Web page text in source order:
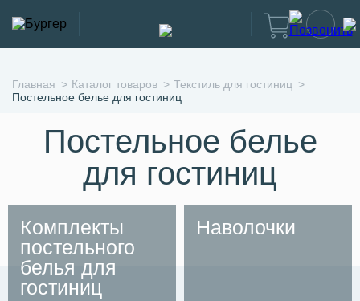
Главная Каталог товаров
Текстиль для гостиниц
Постельное белье для гостиниц
Постельное белье
для гостиниц
Комплекты
постельного
белья для
гостиниц
Наволочки